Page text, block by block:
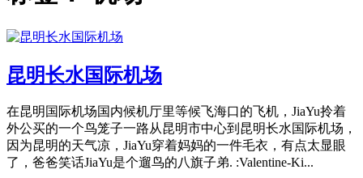
昆明长水国际机场
在昆明国际机场国内候机厅里等候飞海口的飞机，JiaYu拎着
外公买的一个鸟笼子一路从昆明市中心到昆明长水国际机场，
因为昆明的天气凉，JiaYu穿着妈妈的一件毛衣，有点太显眼
了，爸爸笑话JiaYu是个遛鸟的八旗子弟. :Valentine-Ki...